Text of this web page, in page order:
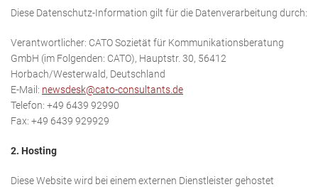
Diese Datenschutz-Information gilt für die Datenverarbeitung durch:
Verantwortlicher: CATO Sozietät für Kommunikationsberatung
GmbH (im Folgenden: CATO), Hauptstr. 30, 56412
Horbach/Westerwald, Deutschland
E-Mail: newsdesk@cato-consultants.de
Telefon: +49 6439 92990
Fax: +49 6439 929929
2. Hosting
Diese Website wird bei einem externen Dienstleister gehostet